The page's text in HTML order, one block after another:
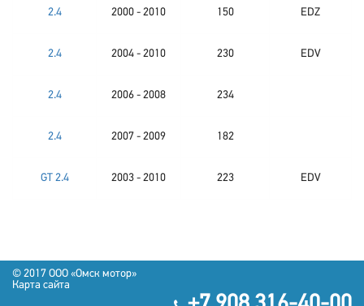
2.4 2000 - 2010 150 EDZ
2.4 2004 - 2010 230 EDV
2.4 2006 - 2008 234
2.4 2007 - 2009 182
GT 2.4 2003 - 2010 223 EDV
© 2017 OOO «Омск мотор»
Карта сайта